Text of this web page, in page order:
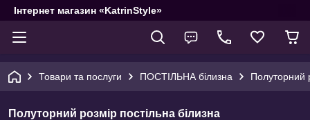
Інтернет магазин «KatrinStyle»
Товари та послуги ПОСТІЛЬНА білизна Полуторний
Полуторний розмір постільна білизна